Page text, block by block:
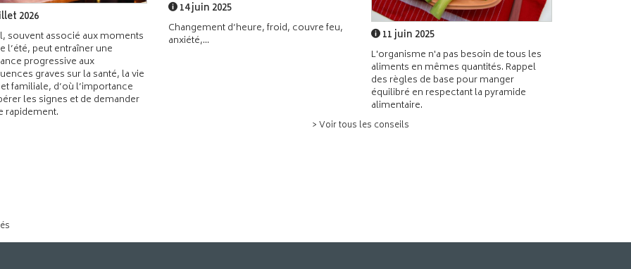
2026
souvent associé aux moments
l’été, peut entraîner une
progressive aux
graves sur la santé, la vie
familiale, d’où l’importance
les signes et de demander
rapidement.
14 juin 2025
Changement d’heure, froid, couvre feu,
anxiété,...
11 juin 2025
L'organisme n'a pas besoin de tous les
aliments en mêmes quantités. Rappel
des règles de base pour manger
équilibré en respectant la pyramide
alimentaire.
> Voir tous les conseils